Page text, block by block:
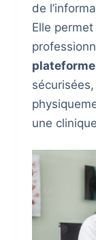
de
Elle
une